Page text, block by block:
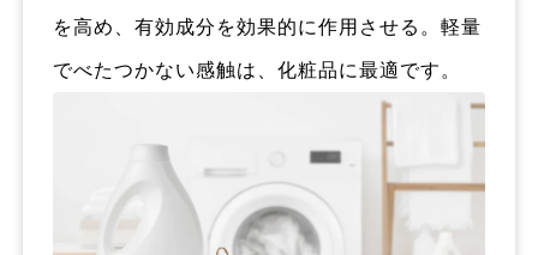
を高め、有効成分を効果的に作用させる。軽量
でべたつかない感触は、化粧品に最適です。